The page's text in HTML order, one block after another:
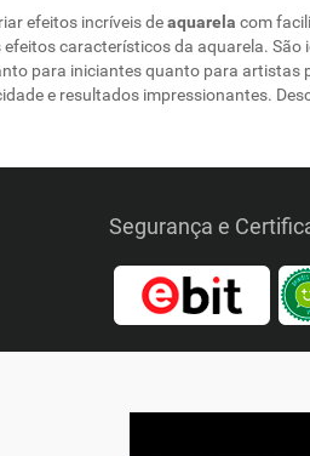
efeitos incríveis deaquarela com
característicos da aquarela. São
para iniciantes quanto para artistas
e resultados impressionantes.
Segurança e